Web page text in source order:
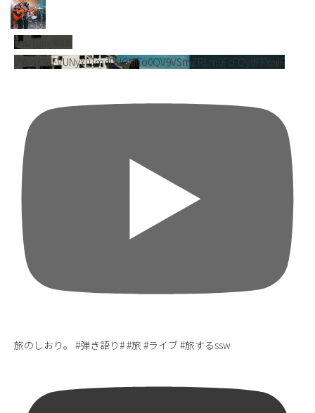
YouTube動画
VVVnY3dFVUNyY01mdDdGMEo0QV9VSmZRLm9FcFQydFFYejlF
旅のしおり。 #弾き語り# #旅 #ライブ #旅するssw